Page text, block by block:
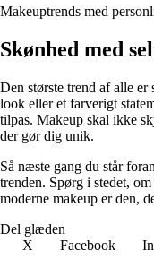
Makeuptrends med
Skønhed med
Den største trend af alle
look eller et farverigt
tilpas. Makeup skal ikke
der gør dig unik.
Så næste gang du står
trenden. Spørg i stedet,
moderne makeup er den,
Del glæden
X
Facebook